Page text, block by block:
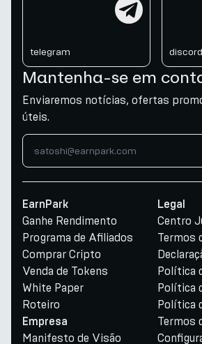
telegram discord
Mantenha-se em
Enviaremos notícias, ofertas
úteis.
EarnPark
Ganhe Rendimento
Programa de Afiliados
Comprar Cripto
Venda de Tokens
White Paper
Roteiro
Empresa
Manifesto de Visão
Legal
Centro
Termos
Política
Política
Política
Termos